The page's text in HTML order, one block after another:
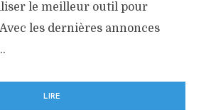
le meilleur outil pour
les dernières annonces
LIRE